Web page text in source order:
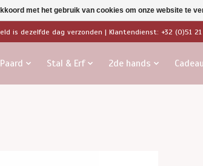
is dezelfde dag verzonden | Klantendienst: +32 (0)51
Paard Stal & Erf 2de hands
met het gebruik van cookies om onze website te